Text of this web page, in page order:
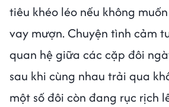
tiêu khéo léo nếu không
vay mượn. Chuyện tình cảm
quan hệ giữa các cặp đôi
sau khi cùng nhau trải qua
một số đôi còn đang rục rịch